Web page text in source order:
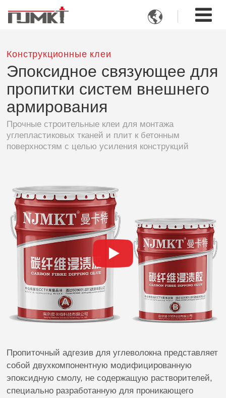

Конструкционные клеи
Эпоксидное связующее для
пропитки систем внешнего
армирования
Прочные строительные клеи для монтажа
углепластиковых тканей и плит к бетонным
поверхностям с целью усиления конструкций
Пропиточный адгезив для углеволокна представляет
собой двухкомпонентную модифицированную
эпоксидную смолу, не содержащую растворителей,
специально разработанную для проникающего